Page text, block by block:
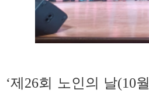
‘제26회 노인의 날(10